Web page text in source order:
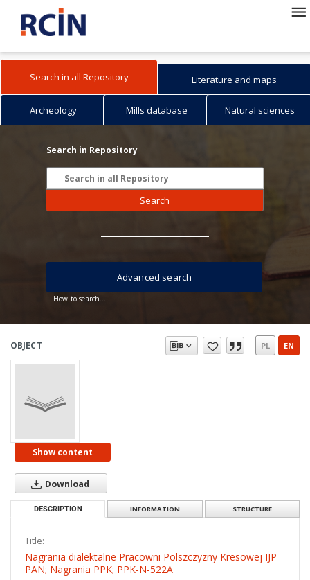
Search in all Repository Literature and maps
Archeology Mills database Natural sciences
Search in Repository
Search
How to search...
Advanced search
OBJECT PL EN
Show content
Download
DESCRIPTION INFORMATION STRUCTURE
Title:
Nagrania dialektalne Pracowni Polszczyzny Kresowej IJP
PAN; Nagrania PPK; PPK-N-522A